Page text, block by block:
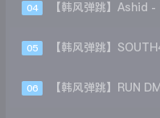
04
05
06